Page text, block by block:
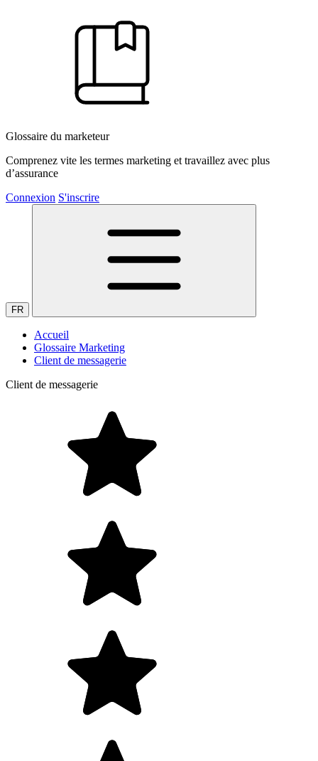
Glossaire du marketeur
Comprenez vite les termes marketing et travaillez avec plus
d’assurance
Connexion S'inscrire
FR
Accueil
Glossaire Marketing
Client de messagerie
Client de messagerie